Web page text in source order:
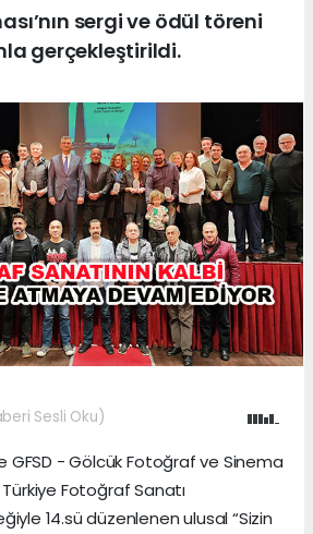
sergi ve ödül töreni
gerçekleştirildi.
Sesli Oku)
GFSD - Gölcük Fotoğraf ve Sinema
Türkiye Fotoğraf Sanatı
14.sü düzenlenen ulusal “Sizin